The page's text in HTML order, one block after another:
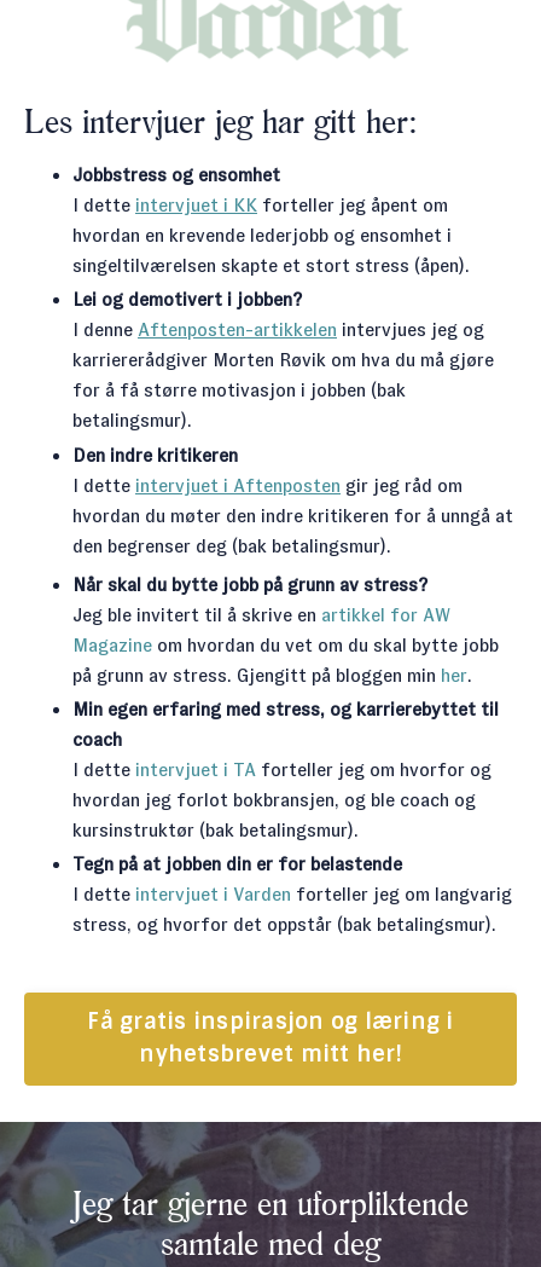
Les intervjuer jeg har gitt her:
Jobbstress og ensomhet
I dette intervjuet i KK forteller jeg åpent om
hvordan en krevende lederjobb og ensomhet i
singeltilværelsen skapte et stort stress (åpen).
Lei og demotivert i jobben?
I denne Aftenposten-artikkelen intervjues jeg og
karriererådgiver Morten Røvik om hva du må gjøre
for å få større motivasjon i jobben (bak
betalingsmur).
Den indre kritikeren
I dette intervjuet i Aftenposten gir jeg råd om
hvordan du møter den indre kritikeren for å unngå at
den begrenser deg (bak betalingsmur).
Når skal du bytte jobb på grunn av stress?
Jeg ble invitert til å skrive en artikkel for AW
Magazine om hvordan du vet om du skal bytte jobb
på grunn av stress. Gjengitt på bloggen min her.
Min egen erfaring med stress, og karrierebyttet til
coach
I dette intervjuet i TA forteller jeg om hvorfor og
hvordan jeg forlot bokbransjen, og ble coach og
kursinstruktør (bak betalingsmur).
Tegn på at jobben din er for belastende
I dette intervjuet i Varden forteller jeg om langvarig
stress, og hvorfor det oppstår (bak betalingsmur).
Få gratis inspirasjon og læring i
nyhetsbrevet mitt her!
Jeg tar gjerne en uforpliktende
samtale med deg